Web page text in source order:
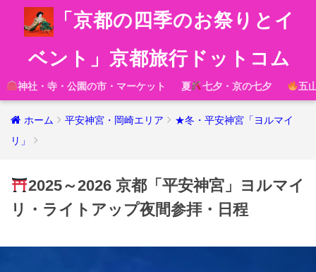
「京都の四季のお祭りとイ
ベント」京都旅行ドットコム
神社・寺・公園の市・マーケット 夏 七夕・京の七夕 五
ホーム 平安神宮・岡崎エリア
★冬・平安神宮「ヨルマイ
リ」
2025～2026 京都「平安神宮」ヨルマイ
リ・ライトアップ夜間参拝・日程